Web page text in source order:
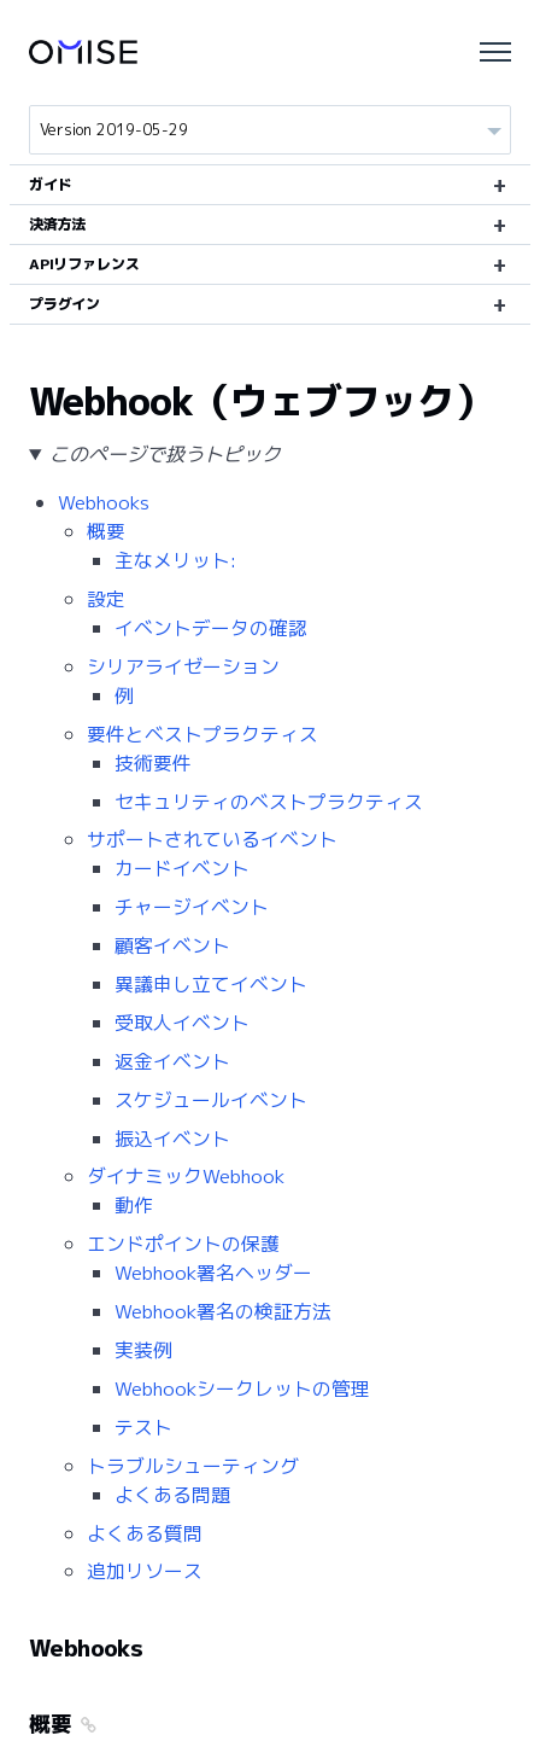
ガイド
決済方法
APIリファレンス
プラグイン
Webhook（ウェブフック）
このページで扱うトピック
Webhooks
概要
主なメリット:
設定
イベントデータの確認
シリアライゼーション
例
要件とベストプラクティス
技術要件
セキュリティのベストプラクティス
サポートされているイベント
カードイベント
チャージイベント
顧客イベント
異議申し立てイベント
受取人イベント
返金イベント
スケジュールイベント
振込イベント
ダイナミックWebhook
動作
エンドポイントの保護
Webhook署名ヘッダー
Webhook署名の検証方法
実装例
Webhookシークレットの管理
テスト
トラブルシューティング
よくある問題
よくある質問
追加リソース
Webhooks
概要